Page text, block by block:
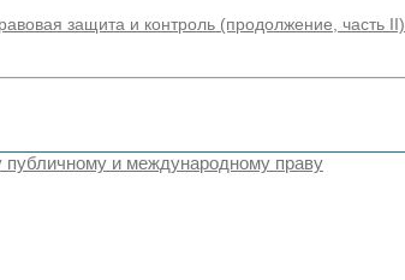
защита и контроль (продолжение, часть II)
и международному праву